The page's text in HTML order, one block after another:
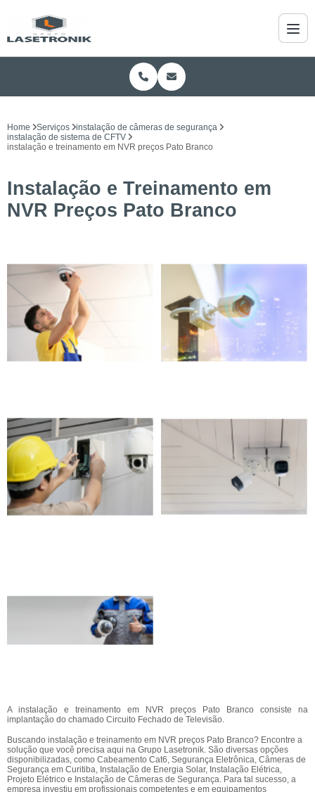
Home Serviços
instalação de câmeras de segurança
instalação de sistema de CFTV
instalação e treinamento em NVR preços Pato Branco
Instalação e Treinamento em
NVR Preços Pato Branco
A instalação e treinamento em NVR preços Pato Branco consiste na
implantação do chamado Circuito Fechado de Televisão.
Buscando instalação e treinamento em NVR preços Pato Branco? Encontre a
solução que você precisa aqui na Grupo Lasetronik. São diversas opções
disponibilizadas, como Cabeamento Cat6, Segurança Eletrônica, Câmeras de
Segurança em Curitiba, Instalação de Energia Solar, Instalação Elétrica,
Projeto Elétrico e Instalação de Câmeras de Segurança. Para tal sucesso, a
empresa investiu em profissionais competentes e em equipamentos